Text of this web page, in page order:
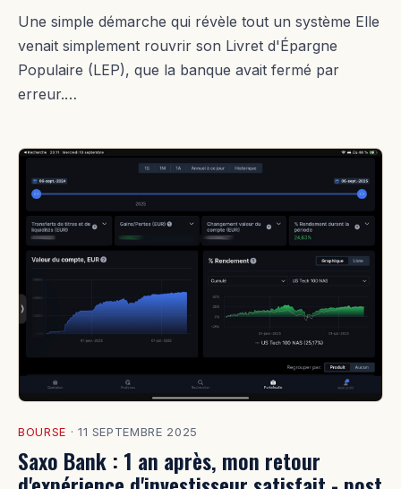
Une simple démarche qui révèle tout un système Elle
venait simplement rouvrir son Livret d'Épargne
Populaire (LEP), que la banque avait fermé par
erreur.…
BOURSE · 11 SEPTEMBRE 2025
Saxo Bank : 1 an après, mon retour